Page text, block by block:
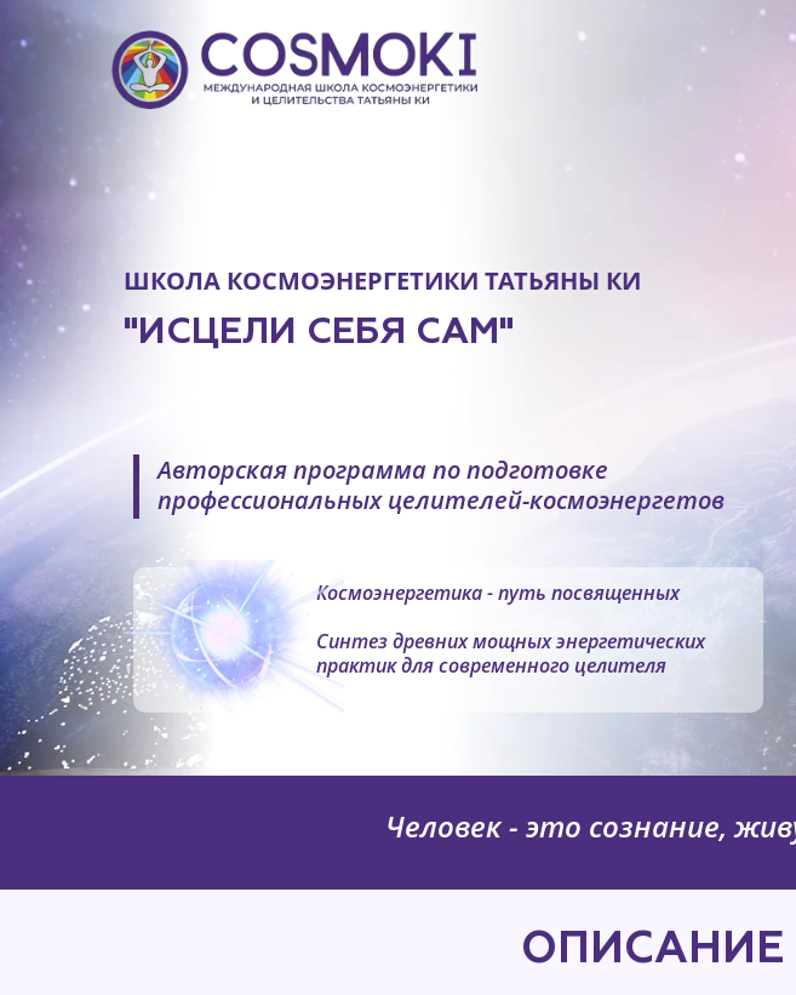
ШКОЛА КОСМОЭНЕРГЕТИКИ ТАТЬЯНЫ КИ
"ИСЦЕЛИ СЕБЯ САМ"
Космоэнергетика - путь посвященных
Синтез древних мощных энергетических
практик для современного целителя
Авторская программа по подготовке
профессиональных целителей-космоэнергетов
Человек - это сознание,
ОПИСАНИЕ